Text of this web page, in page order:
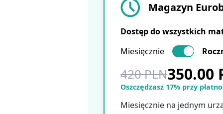
Magazyn
Dostęp do wszystkich
Miesięcznie
420 PLN350.00
Oszczędzasz 17% przy
Miesięcznie na jednym